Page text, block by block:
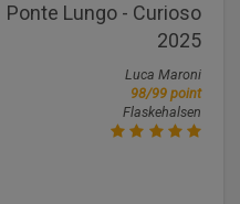
Ponte Lungo - Curioso
2025
Luca Maroni
98/99 point
Flaskehalsen